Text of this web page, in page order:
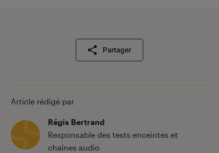
Partager
Article rédigé par
Régis Bertrand
Responsable des tests enceintes et
chaînes audio